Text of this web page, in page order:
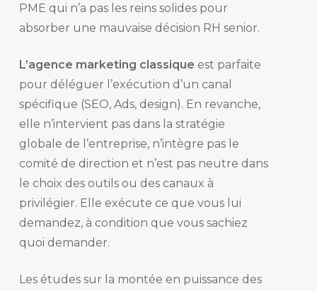
PME qui n’a pas les reins solides pour
absorber une mauvaise décision RH senior.
L’agence marketing classique est parfaite
pour déléguer l’exécution d’un canal
spécifique (SEO, Ads, design). En revanche,
elle n’intervient pas dans la stratégie
globale de l’entreprise, n’intègre pas le
comité de direction et n’est pas neutre dans
le choix des outils ou des canaux à
privilégier. Elle exécute ce que vous lui
demandez, à condition que vous sachiez
quoi demander.
Les études sur la montée en puissance des